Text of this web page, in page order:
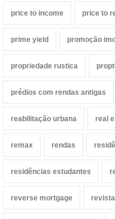
price to income price to
prime yield promoção
propriedade rustica
prédios com rendas antigas
reabilitação urbana real
remax rendas
residências estudantes
reverse mortgage